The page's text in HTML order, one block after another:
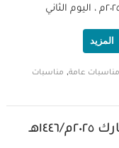
، اليوم الثاني
المزيد
مناسبات عامة, مناسبات